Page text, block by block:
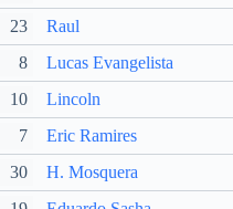
23 Raul
8 Lucas Evangelista
10 Lincoln
7 Eric Ramires
30 H. Mosquera